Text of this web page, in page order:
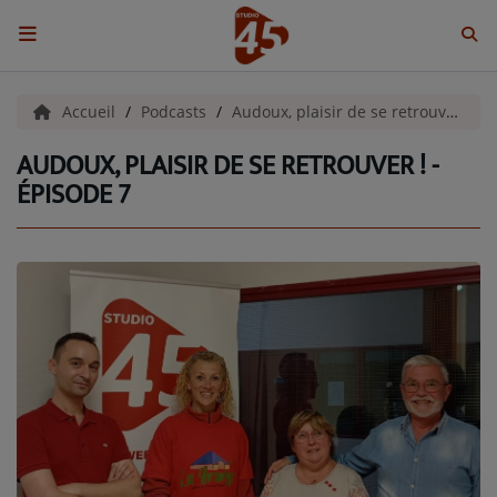
ACCUEIL
Emissions
BENJI & COMPAGNIE
GIEN, SA FABULEUSE HISTOIRE
GRAFFITI CINÉMA
LES ASSOCIÉS DU JOUR
LA CHRONIQUE ENVIRONNEMENTALE
LA CHRONIQUE MUSICALE
Accueil Podcasts Audoux, plaisir de se retrouver !
AUDOUX, PLAISIR DE SE RETROUVER ! -
ÉPISODE 7